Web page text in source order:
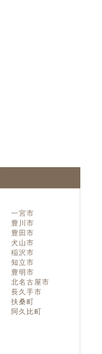
一宮市
豊川市
豊田市
犬山市
稲沢市
知立市
豊明市
北名古屋市
長久手市
扶桑町
阿久比町